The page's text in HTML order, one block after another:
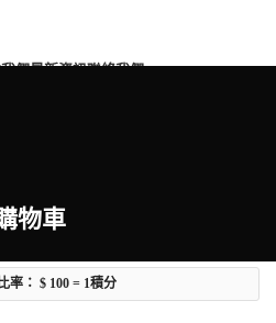
們最新資訊聯絡我們
物車
率： $ 100 = 1積分